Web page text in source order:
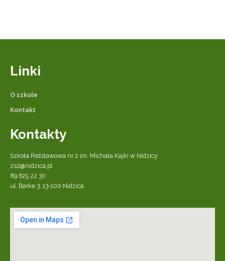
Linki
O szkole
Kontakt
Kontakty
Szkoła Podstawowa nr 2 im. Michała Kajki w Nidzicy
zs2@nidzica.pl
89 625 22 30
ul. Barke 3, 13-100 Nidzica